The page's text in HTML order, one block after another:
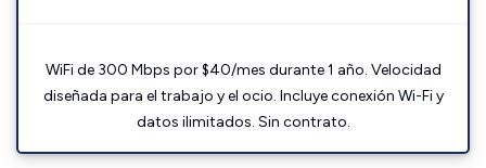
WiFi de 300 Mbps por $40/mes durante 1 año. Velocidad
diseñada para el trabajo y el ocio. Incluye conexión Wi-Fi y
datos ilimitados. Sin contrato.